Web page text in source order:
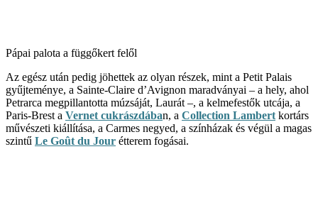
Pápai palota a függőkert felől
Az egész után pedig jöhettek az olyan részek, mint a Petit Palais
gyűjteménye, a Sainte-Claire d’Avignon maradványai – a hely, ahol
Petrarca megpillantotta múzsáját, Laurát –, a kelmefestők utcája, a
Paris-Brest a Vernet cukrászdában, a Collection Lambert kortárs
művészeti kiállítása, a Carmes negyed, a színházak és végül a magas
szintű Le Goût du Jour étterem fogásai.